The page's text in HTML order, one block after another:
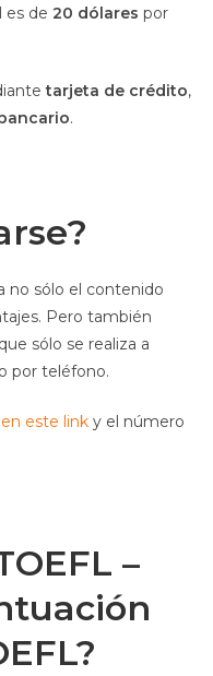
es de 20 dólares por
tarjeta de crédito,
.
no sólo el contenido
Pero también
sólo se realiza a
o por teléfono.
en este link y el número
–